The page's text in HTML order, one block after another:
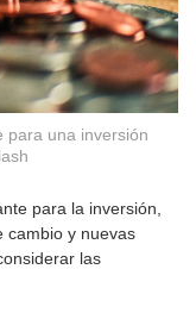
para una inversión
para la inversión,
cambio y nuevas
las